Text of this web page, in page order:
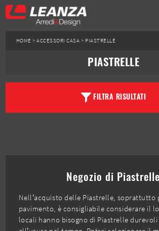
HOME >ACCESSORI CASA > PIASTRELLE
PIASTRELLE
FILTRA RISULTATI
Negozio di Piastrelle
Nell’acquisto delle Piastrelle, soprattutto
pavimento, è consigliabile considerare il
locali hanno bisogno di Piastrelle